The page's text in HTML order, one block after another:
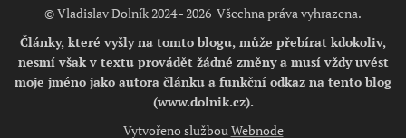
© Vladislav Dolník 2024 - 2026 Všechna práva vyhrazena.
Články, které vyšly na tomto blogu, může přebírat kdokoliv,
nesmí však v textu provádět žádné změny a musí vždy uvést
moje jméno jako autora článku a funkční odkaz na tento blog
(www.dolnik.cz).
Vytvořeno službouWebnode